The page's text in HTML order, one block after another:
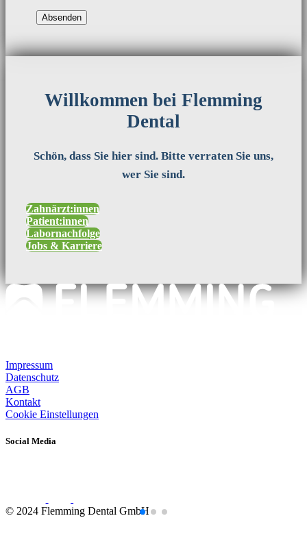
Willkommen bei Flemming
Dental
Schön, dass Sie hier sind. Bitte verraten Sie uns,
wer Sie sind.
Zahnärzt:innen
Patient:innen
Labornachfolge
Jobs & Karriere
Impressum
Datenschutz
AGB
Kontakt
Cookie Einstellungen
Social Media
© 2024 Flemming Dental GmbH